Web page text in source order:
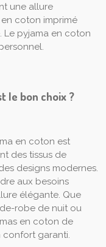
une allure
coton imprimé
Le pyjama en coton
le bon choix ?
en coton est
des tissus de
designs modernes.
aux besoins
élégante. Que
robe de nuit ou
en coton de
confort garanti.